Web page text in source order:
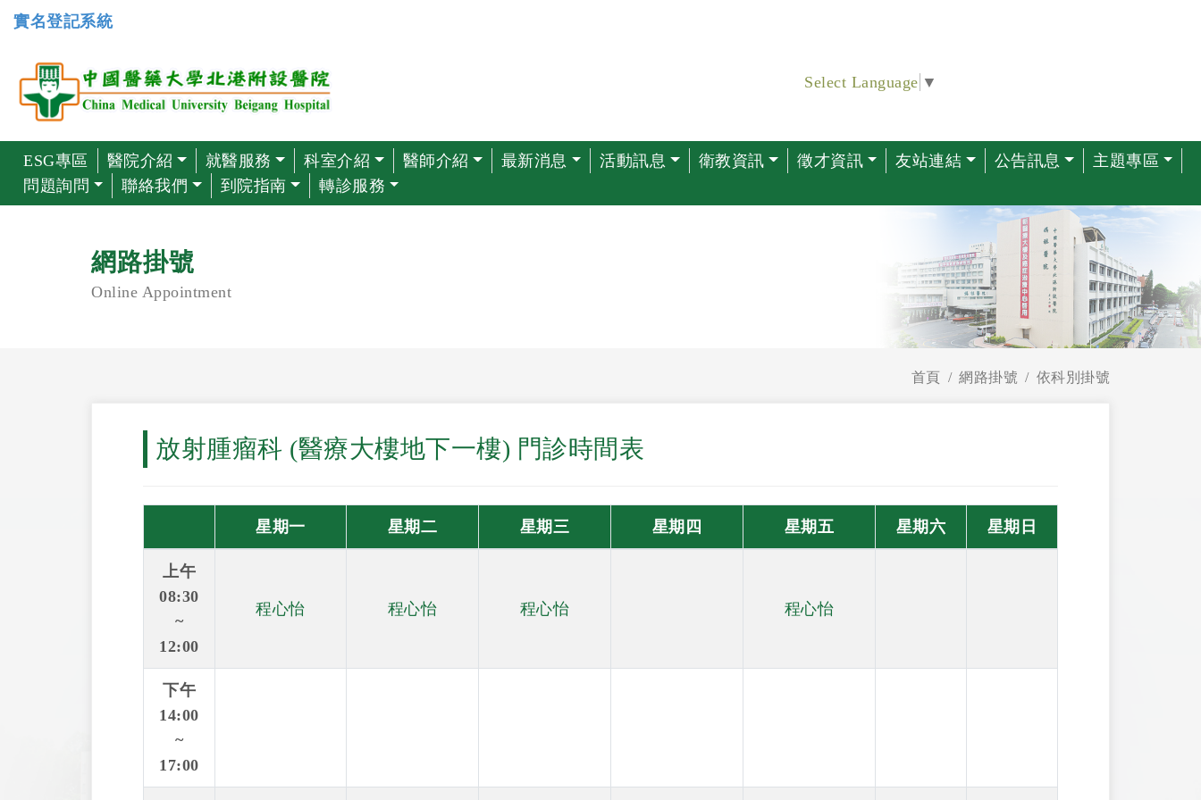
實名登記系統
Select Language ▼
ESG專區 醫院介紹 就醫服務 科室介紹 醫師介紹 最新消息 活動訊息 衛教資訊 徵才資訊 友站連結 公告訊息
主題專區
問題詢問
聯絡我們 到院指南 轉診服務
網路掛號
Online Appointment
首頁 網路掛號 依科別掛號
放射腫瘤科 (醫療大樓地下一樓) 門診時間表
星期一 星期二 星期三 星期四 星期五 星期六 星期日
上午
08:30
~
12:00
程心怡 程心怡 程心怡 程心怡
下午
14:00
~
17:00